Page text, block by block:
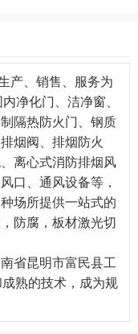
产、销售、服务为
净化门、洁净窗、
隔热防火门、钢质
烟阀、排烟防火
离心式消防排烟风
口、通风设备等，
场所提供一站式的
防腐，板材激光切
省昆明市富民县工
熟的技术，成为规